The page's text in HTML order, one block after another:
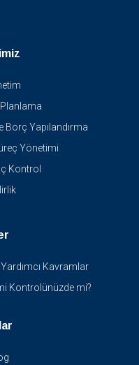
Yapılandırma
Yönetimi
Kontrol
Kavramlar
Kontrolünüzde mi?